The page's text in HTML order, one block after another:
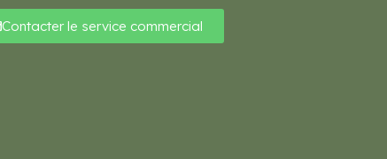
Contacter le service commercial